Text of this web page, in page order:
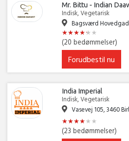
Mr. Bittu - Indian
Indisk, Vegetarisk
Bagsværd
★★★★★★
★★★★★★
(20 bedømmelser)
Forudbestil nu
India Imperial
Indisk, Vegetarisk
Vasevej 105, 3460
★★★★★★
★★★★★★
(23 bedømmelser)